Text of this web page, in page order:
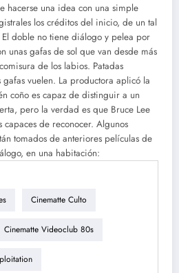
hacerse una idea con una simple
los créditos del inicio, de un tal
El doble no tiene diálogo y pelea por
unas gafas de sol que van desde más
de los labios. Patadas
vuelen. La productora aplicó la
coño es capaz de distinguir a un
pero la verdad es que Bruce Lee
de reconocer. Algunos
tomados de anteriores películas de
en una habitación:
Cinematte Culto
Cinematte Videoclub 80s